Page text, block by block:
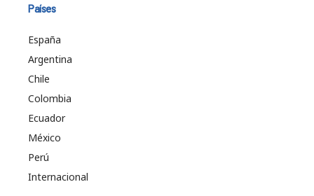
Países
España
Argentina
Chile
Colombia
Ecuador
México
Perú
Internacional